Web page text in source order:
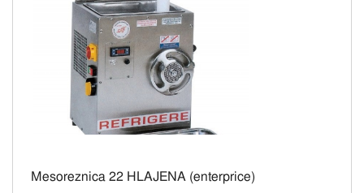
Mesoreznica 22 HLAJENA (enterprice)